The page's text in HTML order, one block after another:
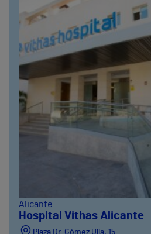
Alicante
Hospital Vithas Alicante
Plaza Dr. Gómez Ulla, 15